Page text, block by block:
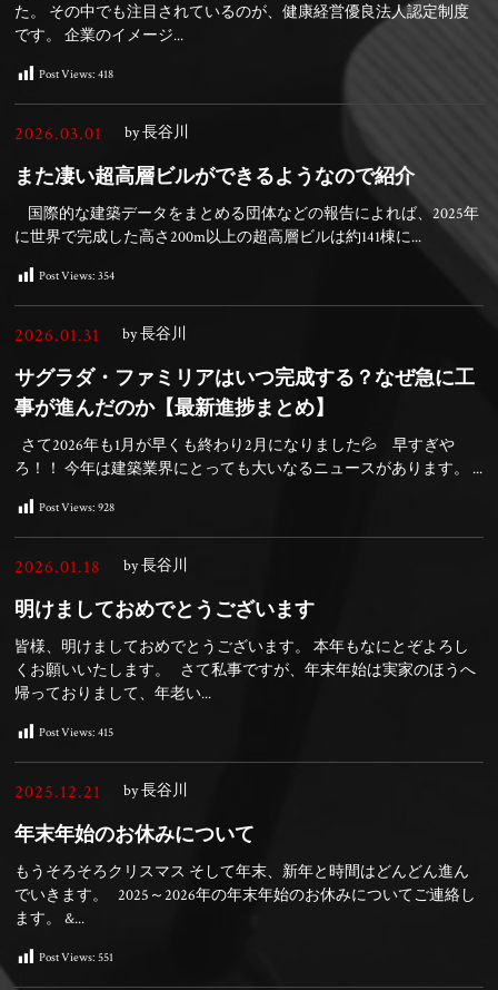
た。 その中でも注目されているのが、健康経営優良法人認定制度
です。 企業のイメージ...
Post Views:418
2026.03.01 by 長谷川
また凄い超高層ビルができるようなので紹介
国際的な建築データをまとめる団体などの報告によれば、2025年
に世界で完成した高さ200m以上の超高層ビルは約141棟に...
Post Views:354
2026.01.31 by 長谷川
サグラダ・ファミリアはいつ完成する？なぜ急に工
事が進んだのか【最新進捗まとめ】
さて2026年も1月が早くも終わり2月になりました💦 早すぎや
ろ！！ 今年は建築業界にとっても大いなるニュースがあります。 ...
Post Views:928
2026.01.18 by 長谷川
明けましておめでとうございます
皆様、明けましておめでとうございます。 本年もなにとぞよろし
くお願いいたします。 さて私事ですが、年末年始は実家のほうへ
帰っておりまして、年老い...
Post Views:415
2025.12.21 by 長谷川
年末年始のお休みについて
もうそろそろクリスマス そして年末、新年と時間はどんどん進ん
でいきます。 2025～2026年の年末年始のお休みについてご連絡し
ます。 &...
Post Views:551